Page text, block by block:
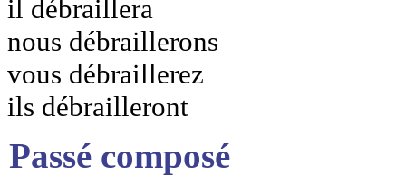
il débraillera
nous débraillerons
vous débraillerez
ils débrailleront
Passé composé